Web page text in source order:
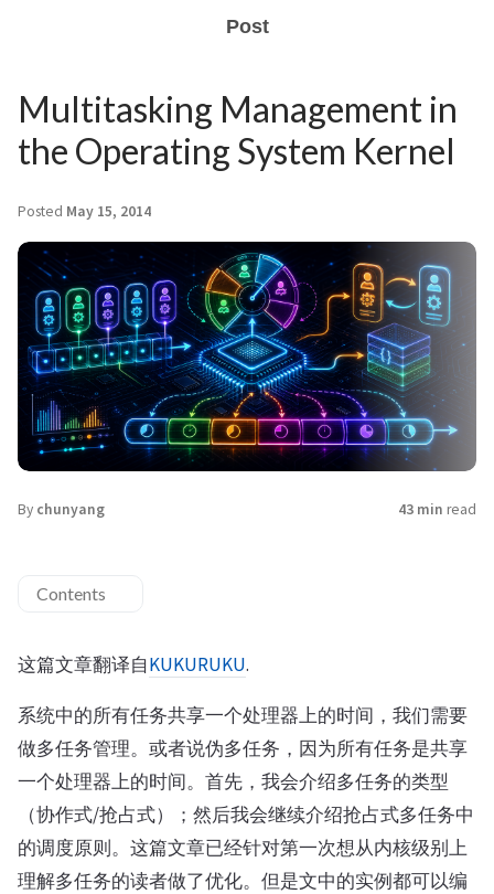
Post
Multitasking Management in
the Operating System Kernel
Posted May 15, 2014
By chunyang 43 min read
Contents
这篇文章翻译自KUKURUKU.
系统中的所有任务共享一个处理器上的时间，我们需要
做多任务管理。或者说伪多任务，因为所有任务是共享
一个处理器上的时间。首先，我会介绍多任务的类型
（协作式/抢占式）；然后我会继续介绍抢占式多任务中
的调度原则。这篇文章已经针对第一次想从内核级别上
理解多任务的读者做了优化。但是文中的实例都可以编